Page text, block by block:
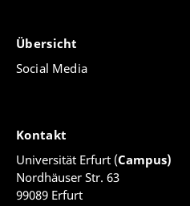
Übersicht
Social Media
Kontakt
Universität Erfurt (Campus)
Nordhäuser Str. 63
99089 Erfurt